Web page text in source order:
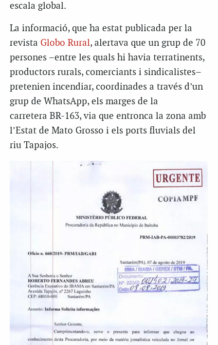
escala global.
La informació, que ha estat publicada per la
revista Globo Rural, alertava que un grup de 70
persones –entre les quals hi havia terratinents,
productors rurals, comerciants i sindicalistes–
pretenien incendiar, coordinades a través d’un
grup de WhatsApp, els marges de la
carretera BR-163, via que entronca la zona amb
l’Estat de Mato Grosso i els ports fluvials del
riu Tapajos.